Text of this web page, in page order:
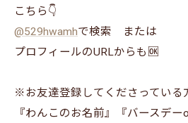
こちら👇
@529hwamhで検索 または
プロフィールのURLからも🆗
※お友達登録してくださっている
『わんこのお名前』『バースデ